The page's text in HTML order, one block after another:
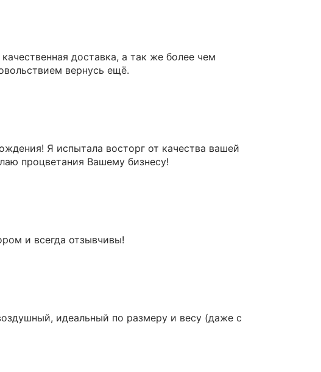
доставка, а так же более чем
вернусь ещё.
Я испытала восторг от качества вашей
процветания Вашему бизнесу!
и всегда отзывчивы!
идеальный по размеру и весу (даже с